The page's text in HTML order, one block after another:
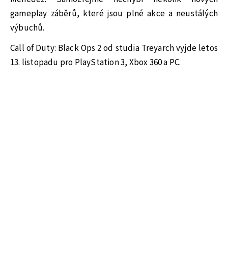
gameplay záběrů, které jsou plné akce a neustálých
výbuchů.
Call of Duty: Black Ops 2 od studia Treyarch vyjde letos
13. listopadu pro PlayStation 3, Xbox 360 a PC.